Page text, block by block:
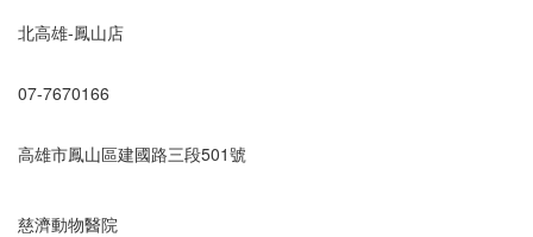
北高雄-鳳山店
07-7670166
高雄市鳳山區建國路三段501號
慈濟動物醫院